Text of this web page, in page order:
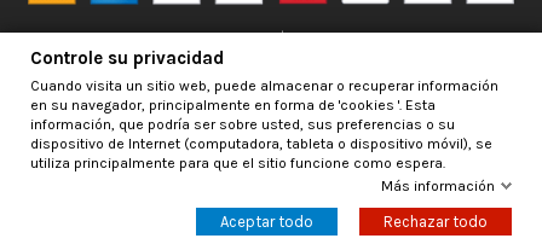
despacharán con normalidad; usted puede hacer su pedido y le será enviado en
la mayor brevedad posible. Saludos.
Mercagarage.com © 2016 - 2026 | Desarrollo web porInfoSama
Controle su privacidad
Cuando visita un sitio web, puede almacenar o recuperar información
en su navegador, principalmente en forma de 'cookies '. Esta
información, que podría ser sobre usted, sus preferencias o su
dispositivo de Internet (computadora, tableta o dispositivo móvil), se
utiliza principalmente para que el sitio funcione como espera.
Más información
Aceptar todo Rechazar todo